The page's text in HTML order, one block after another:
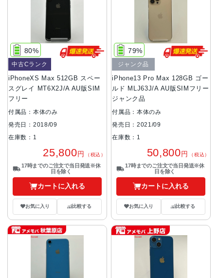
iPhoneXS Max 512GB スペー
スグレイ MT6X2J/A AU版SIM
フリー
80%
中古Cランク
付属品：本体のみ
発売日：2018/09
在庫数：1
25,800円 （税込）
17時までのご注文で当日発送※休
日を除く
カートに入れる
お気に入り 比較する
iPhone13 Pro Max 128GB ゴー
ルド MLJ63J/A AU版SIMフリー
ジャンク品
79%
ジャンク品
付属品：本体のみ
発売日：2021/09
在庫数：1
50,800円 （税込）
17時までのご注文で当日発送※休
日を除く
カートに入れる
お気に入り 比較する